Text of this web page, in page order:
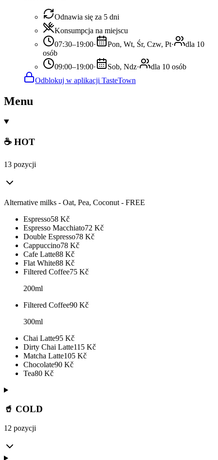
Odnawia się za 5 dni
Konsumpcja na miejscu
07:30–19:00· Pon, Wt, Śr, Czw, Pt·
dla 10
osób
09:00–19:00· Sob, Ndz·
dla 10 osób
Odblokuj w aplikacji TasteTown
Menu
☕ HOT
13 pozycji
Alternative milks - Oat, Pea, Coconut - FREE
Espresso58 Kč
Espresso Macchiato72 Kč
Double Espresso78 Kč
Cappuccino78 Kč
Cafe Latte88 Kč
Flat White88 Kč
Filtered Coffee75 Kč
200ml
Filtered Coffee90 Kč
300ml
Chai Latte95 Kč
Dirty Chai Latte115 Kč
Matcha Latte105 Kč
Chocolate90 Kč
Tea80 Kč
🥤 COLD
12 pozycji